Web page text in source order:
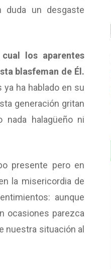
duda un desgaste
los aparentes
blasfeman de Él.
ha hablado en su
generación gritan
halagüeño ni
presente pero en
la misericordia de
aunque
ocasiones parezca
nuestra situación al